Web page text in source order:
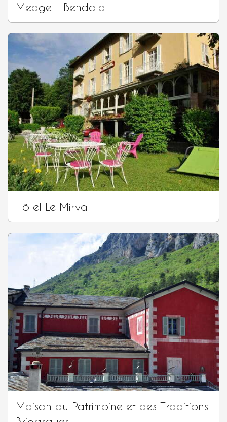
Medge - Bendola
Hôtel Le Mirval
Maison du Patrimoine et des Traditions